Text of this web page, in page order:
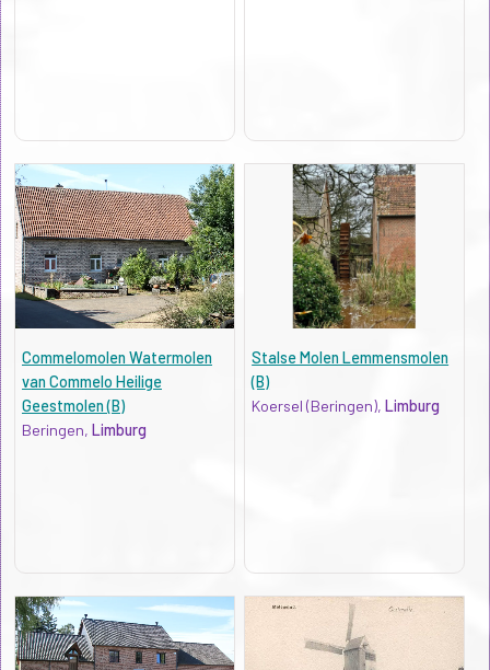
Commelomolen Watermolen
van Commelo Heilige
Geestmolen (B)
Beringen, Limburg
Stalse Molen Lemmensmolen
(B)
Koersel (Beringen),Limburg